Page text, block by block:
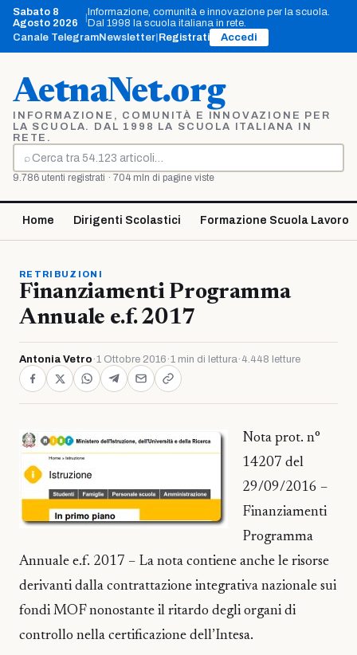
Vai
contenuto
Sabato 8
Agosto 2026
Informazione, comunità e innovazione per la scuola.
Dal 1998 la scuola italiana in rete.
Canale TelegramNewsletter Registrati Accedi
AetnaNet.org
INFORMAZIONE, COMUNITÀ E INNOVAZIONE PER
LA SCUOLA. DAL 1998 LA SCUOLA ITALIANA IN
RETE.
⌕
Cerca
9.786 utenti registrati · 704 mln di pagine viste
Home Dirigenti Scolastici Formazione Scuola Lavoro
RETRIBUZIONI
Finanziamenti Programma
Annuale e.f. 2017
Antonia Vetro ·1 Ottobre 2016 ·1 min di lettura· 4.448 letture
Nota prot. n°
14207 del
29/09/2016 –
Finanziamenti
Programma
Annuale e.f. 2017 – La nota contiene anche le risorse
derivanti dalla contrattazione integrativa nazionale sui
fondi MOF nonostante il ritardo degli organi di
controllo nella certificazione dell’Intesa.